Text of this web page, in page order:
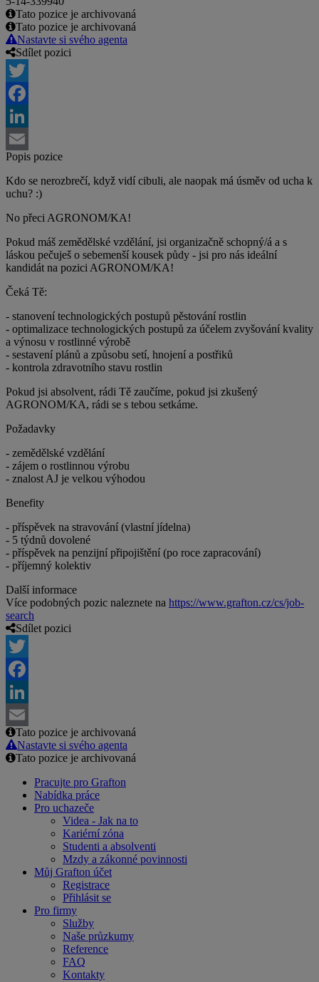
Tato pozice je archivovaná
Tato pozice je archivovaná
Nastavte si svého agenta
Sdílet pozici
Twitter
Facebook
LinkedIn
Email
Popis pozice
Kdo se nerozbrečí, když vidí cibuli, ale naopak má úsměv od ucha k
uchu? :)
No přeci AGRONOM/KA!
Pokud máš zemědělské vzdělání, jsi organizačně schopný/á a s
láskou pečuješ o sebemenší kousek půdy - jsi pro nás ideální
kandidát na pozici AGRONOM/KA!
Čeká Tě:
- stanovení technologických postupů pěstování rostlin
- optimalizace technologických postupů za účelem zvyšování kvality
a výnosu v rostlinné výrobě
- sestavení plánů a způsobu setí, hnojení a postřiků
- kontrola zdravotního stavu rostlin
Pokud jsi absolvent, rádi Tě zaučíme, pokud jsi zkušený
AGRONOM/KA, rádi se s tebou setkáme.
Požadavky
- zemědělské vzdělání
- zájem o rostlinnou výrobu
- znalost AJ je velkou výhodou
Benefity
- příspěvek na stravování (vlastní jídelna)
- 5 týdnů dovolené
- příspěvek na penzijní připojištění (po roce zapracování)
- příjemný kolektiv
Další informace
Více podobných pozic naleznete na https://www.grafton.cz/cs/job-
search
Sdílet pozici
Twitter
Facebook
LinkedIn
Email
Tato pozice je archivovaná
Nastavte si svého agenta
Tato pozice je archivovaná
Pracujte pro Grafton
Nabídka práce
Pro uchazeče
Videa - Jak na to
Kariérní zóna
Studenti a absolventi
Mzdy a zákonné povinnosti
Můj Grafton účet
Registrace
Přihlásit se
Pro firmy
Služby
Naše průzkumy
Reference
FAQ
Kontakty